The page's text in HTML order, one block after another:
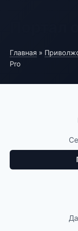
Главная »
Pro